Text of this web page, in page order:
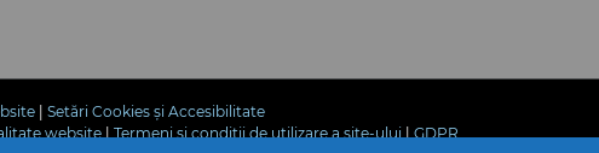
| Setări Cookies și Accesibilitate
website|Termeni și condiții de utilizare a site-ului|GDPR